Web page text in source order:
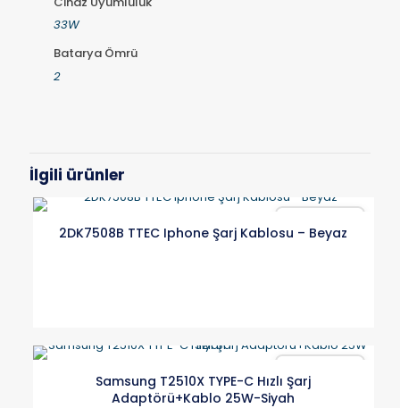
33W
Batarya Ömrü
2
İlgili ürünler
2DK7508B TTEC Iphone Şarj Kablosu – Beyaz
Samsung T2510X TYPE-C Hızlı Şarj
Adaptörü+Kablo 25W-Siyah